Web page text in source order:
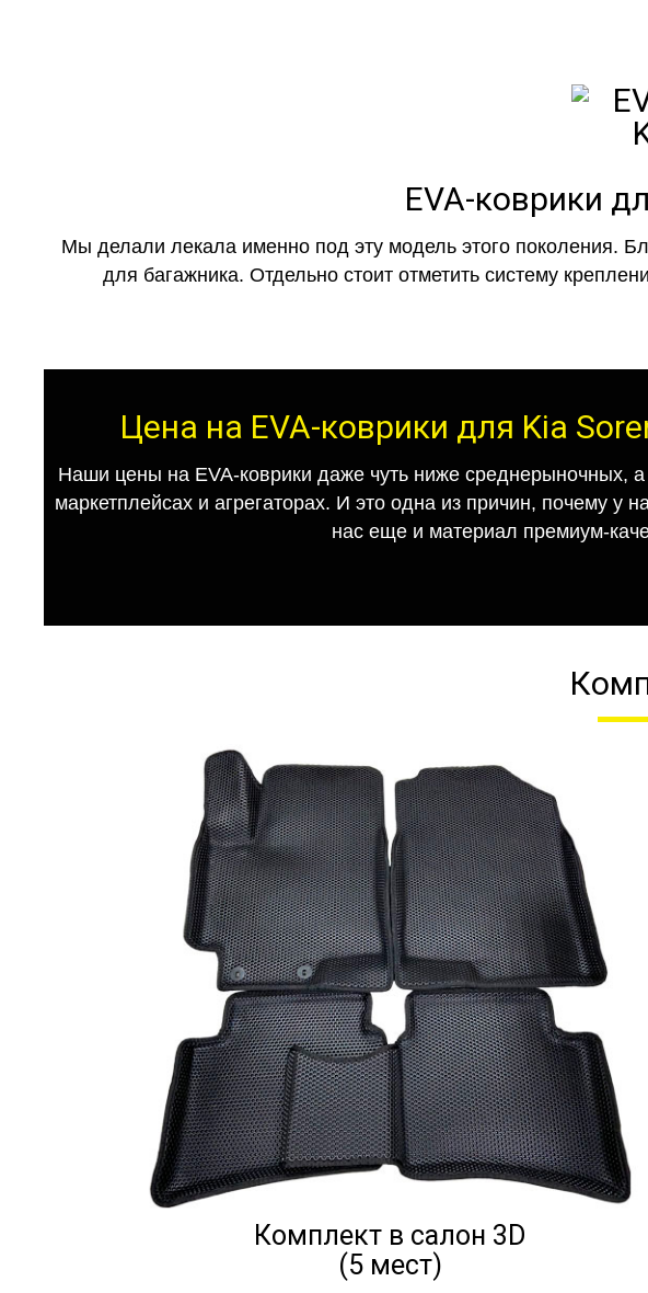
EVA-коврики
Мы делали лекала именно под эту модель этого поколения.
для багажника. Отдельно стоит отметить систему
Цена на EVA-коврики для Kia
Наши цены на EVA-коврики даже чуть ниже среднерыночных,
маркетплейсах и агрегаторах. И это одна из причин, почему
нас еще и материал премиум-
Комплект в салон 3D
(5 мест)